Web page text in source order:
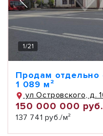
1/21
Продам отдельно
1 089 м²
ул Островского, д.
150 000 000 руб.
137 741 руб./м²